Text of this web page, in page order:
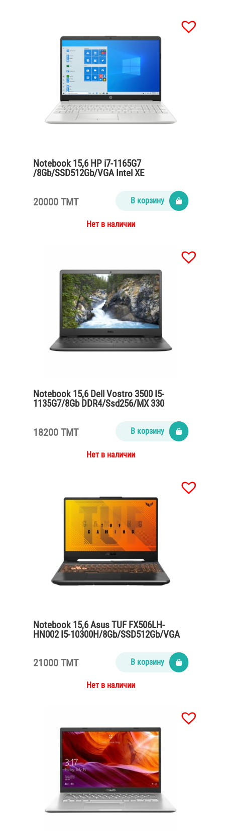
Notebook 15,6 HP i7-1165G7
/8Gb/SSD512Gb/VGA Intel XE
20000 TMT В корзину
Нет в наличии
Notebook 15,6 Dell Vostro 3500 I5-
1135G7/8Gb DDR4/Ssd256/MX 330
18200 TMT В корзину
Нет в наличии
Notebook 15,6 Asus TUF FX506LH-
HN002 I5-10300H/8Gb/SSD512Gb/VGA
21000 TMT В корзину
Нет в наличии